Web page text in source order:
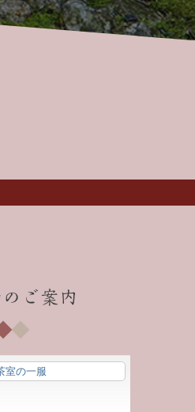
10:00 AM
ご案内
室の一服